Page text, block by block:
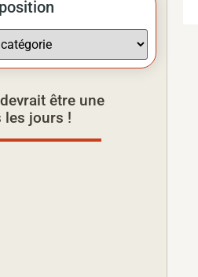
être une
les jours !